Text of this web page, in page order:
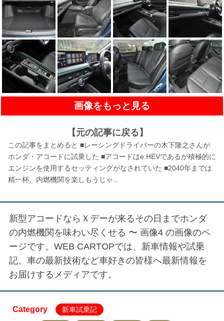
画像をもっと見る
【元の記事に戻る】
この記事をまとめると ■レーシングドライバーの木下隆之さんが
ホンダ・アコードに試乗した ■アコードはe:HEVであるが積極的に
エンジンを使用するセッティングがなされていた ■2040年までは
精一杯、内燃機関を楽しもうじゃ...
新型アコードならＸデーが来るその日までホンダ
の内燃機関を味わい尽くせる 〜 画像4 の画像のペ
ージです。WEB CARTOPでは、新車情報や試乗
記、車の最新技術など車好きの皆様へ最新情報を
お届けするメディアです。
Category 新車試乗記